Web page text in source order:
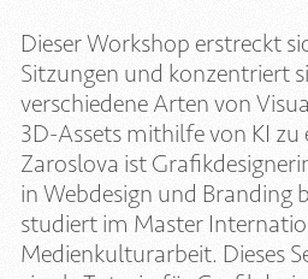
Dieser Workshop erstreckt
Sitzungen und konzentriert
verschiedene Arten von
3D-Assets mithilfe von KI zu
Zaroslova ist
in Webdesign und Branding
studiert im Master
Medienkulturarbeit. Dieses